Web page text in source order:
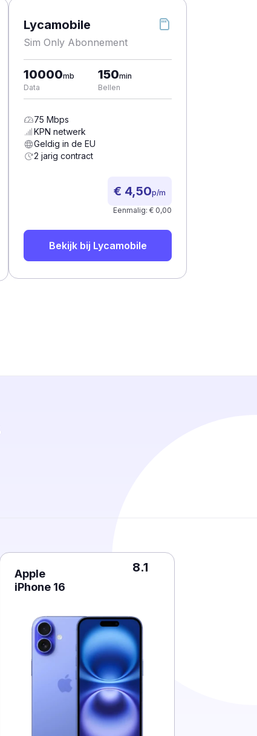
Lycamobile
Sim Only Abonnement
10000mb
Data
150min
Bellen
75 Mbps
KPN netwerk
Geldig in de EU
2 jarig contract
€ 4,50p/m
Eenmalig: € 0,00
Bekijk bij Lycamobile
Apple
iPhone 16
8.1